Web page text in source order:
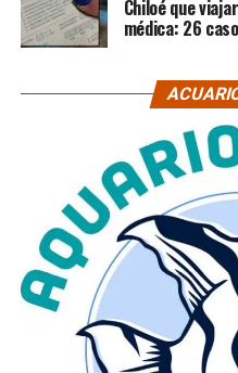
Chiloé que
médica: 26